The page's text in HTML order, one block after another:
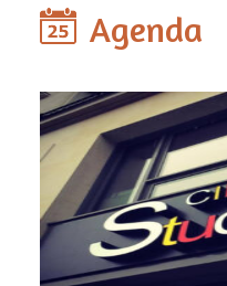
Agenda